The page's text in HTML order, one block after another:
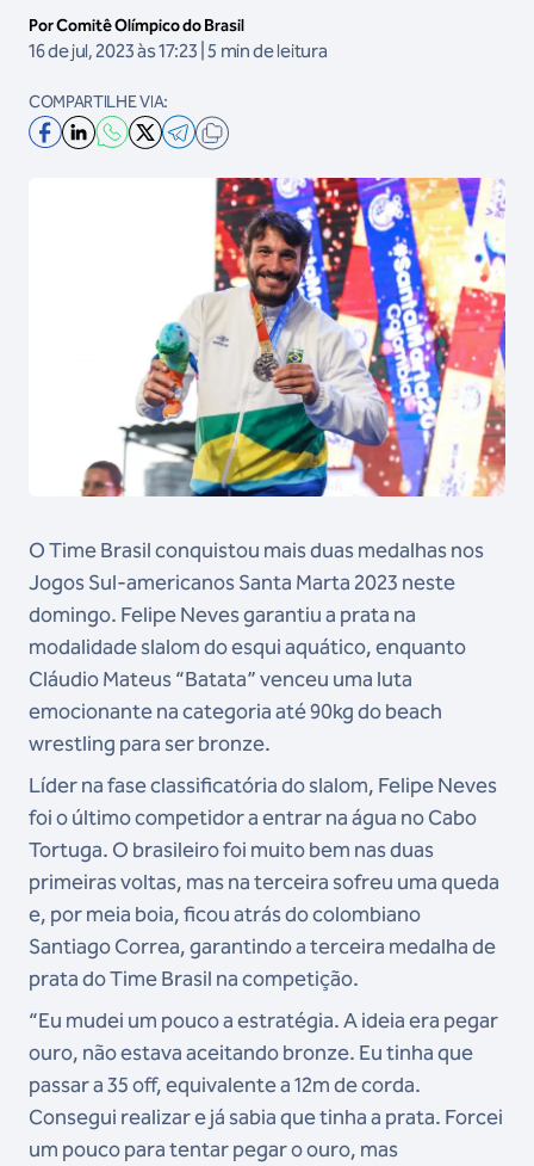
Por Comitê Olímpico do Brasil
16 de jul, 2023 às 17:23 | 5 min de leitura
COMPARTILHE VIA:
O Time Brasil conquistou mais duas medalhas nos
Jogos Sul-americanos Santa Marta 2023 neste
domingo. Felipe Neves garantiu a prata na
modalidade slalom do esqui aquático, enquanto
Cláudio Mateus “Batata” venceu uma luta
emocionante na categoria até 90kg do beach
wrestling para ser bronze.
Líder na fase classificatória do slalom, Felipe Neves
foi o último competidor a entrar na água no Cabo
Tortuga. O brasileiro foi muito bem nas duas
primeiras voltas, mas na terceira sofreu uma queda
e, por meia boia, ficou atrás do colombiano
Santiago Correa, garantindo a terceira medalha de
prata do Time Brasil na competição.
“Eu mudei um pouco a estratégia. A ideia era pegar
ouro, não estava aceitando bronze. Eu tinha que
passar a 35 off, equivalente a 12m de corda.
Consegui realizar e já sabia que tinha a prata. Forcei
um pouco para tentar pegar o ouro, mas